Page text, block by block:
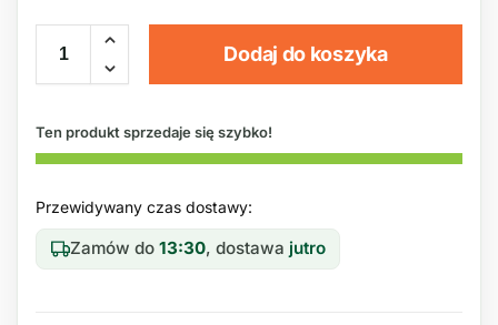
Dodaj do koszyka
Ten produkt sprzedaje się szybko!
Przewidywany czas dostawy:
Zamów do 13:30, dostawa jutro